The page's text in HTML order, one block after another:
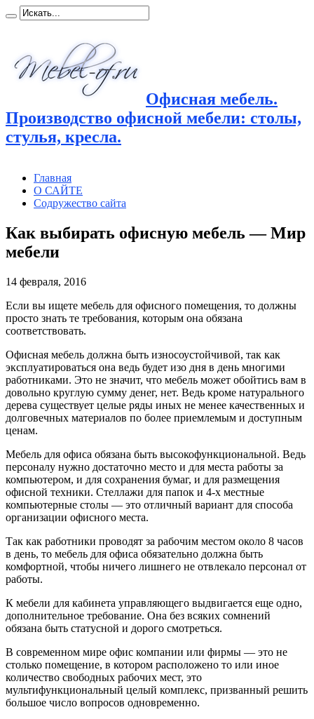
Офисная мебель.
Производство офисной мебели: столы,
стулья, кресла.
Главная
О САЙТЕ
Содружество сайта
Как выбирать офисную мебель — Мир
мебели
14 февраля, 2016
Если вы ищете мебель для офисного помещения, то должны
просто знать те требования, которым она обязана
соответствовать.
Офисная мебель должна быть износоустойчивой, так как
эксплуатироваться она ведь будет изо дня в день многими
работниками. Это не значит, что мебель может обойтись вам в
довольно круглую сумму денег, нет. Ведь кроме натурального
дерева существует целые ряды иных не менее качественных и
долговечных материалов по более приемлемым и доступным
ценам.
Мебель для офиса обязана быть высокофункциональной. Ведь
персоналу нужно достаточно место и для места работы за
компьютером, и для сохранения бумаг, и для размещения
офисной техники. Стеллажи для папок и 4-х местные
компьютерные столы — это отличный вариант для способа
организации офисного места.
Так как работники проводят за рабочим местом около 8 часов
в день, то мебель для офиса обязательно должна быть
комфортной, чтобы ничего лишнего не отвлекало персонал от
работы.
К мебели для кабинета управляющего выдвигается еще одно,
дополнительное требование. Она без всяких сомнений
обязана быть статусной и дорого смотреться.
В современном мире офис компании или фирмы — это не
столько помещение, в котором расположено то или иное
количество свободных рабочих мест, это
мультифункциональный целый комплекс, призванный решить
большое число вопросов одновременно.